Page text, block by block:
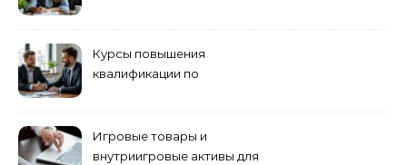
Курсы повышения
квалификации по
Игровые товары и
внутриигровые активы для